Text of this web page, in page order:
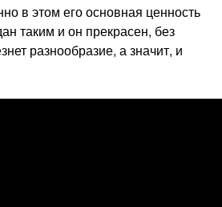
в этом его основная ценность
таким и он прекрасен, без
разнообразие, а значит, и